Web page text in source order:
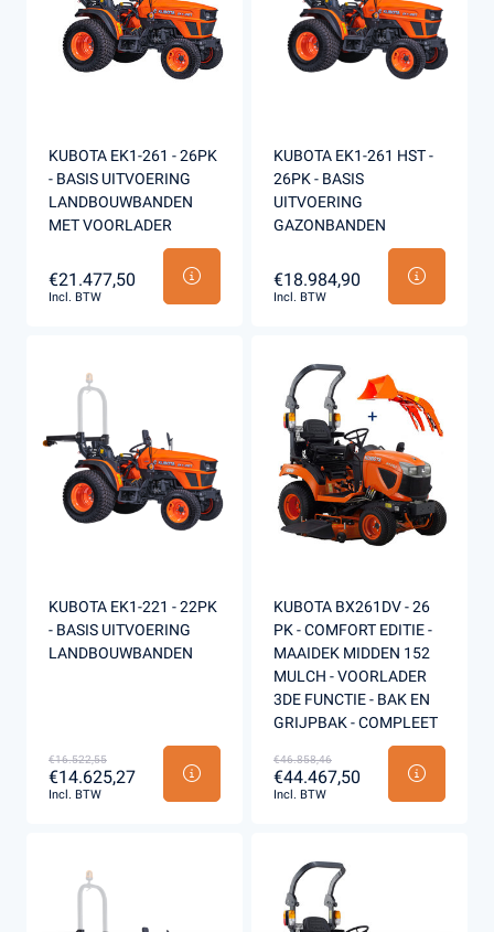
KUBOTA EK1-261 - 26PK
- BASIS UITVOERING
LANDBOUWBANDEN
MET VOORLADER
€21.477,50
Incl. BTW
KUBOTA EK1-261 HST -
26PK - BASIS
UITVOERING
GAZONBANDEN
€18.984,90
Incl. BTW
KUBOTA EK1-221 - 22PK
- BASIS UITVOERING
LANDBOUWBANDEN
€16.522,55
€14.625,27
Incl. BTW
KUBOTA BX261DV - 26
PK - COMFORT EDITIE -
MAAIDEK MIDDEN 152
MULCH - VOORLADER
3DE FUNCTIE - BAK EN
GRIJPBAK - COMPLEET
€46.858,46
€44.467,50
Incl. BTW